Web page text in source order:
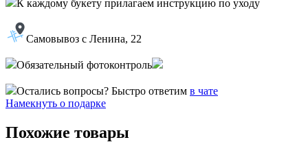
К каждому букету прилагаем инструкцию по уходу
Самовывоз с Ленина, 22
Обязательный фотоконтроль
Остались вопросы? Быстро ответим в чате
Намекнуть о подарке
Похожие товары